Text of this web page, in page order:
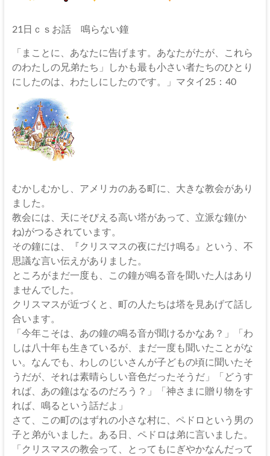
キ
リ
ス
ト
父
な
る
神
21日ｃｓお話 鳴らない鐘
「まことに、あなたに告げます。あなたがたが、これら
のわたしの兄弟たち」しかも最も小さい者たちのひとり
にしたのは、わたしにしたのです。」マタイ25：40
むかしむかし、アメリカのある町に、大きな教会があり
ました。
教会には、天にそびえる高い塔があって、立派な鐘(か
ね)がつるされています。
その鐘には、『クリスマスの夜にだけ鳴る』という、不
思議な言い伝えがありました。
ところがまだ一度も、この鐘が鳴る音を聞いた人はあり
ませんでした。
クリスマスが近づくと、町の人たちは塔を見あげて話し
合います。
「今年こそは、あの鐘の鳴る音が聞けるかなあ？」「わ
しは八十年も生きているが、まだ一度も聞いたことがな
い。なんでも、わしのじいさんが子どもの頃に聞いたそ
うだが、それは素晴らしい音色だったそうだ」「どうす
れば、あの鐘はなるのだろう？」「神さまに贈り物をす
れば、鳴るという話だよ」
さて、この町のはずれの小さな村に、ペドロという男の
子と弟がいました。ある日、ペドロは弟に言いました。
「クリスマスの教会って、とってもにぎやかなんだって